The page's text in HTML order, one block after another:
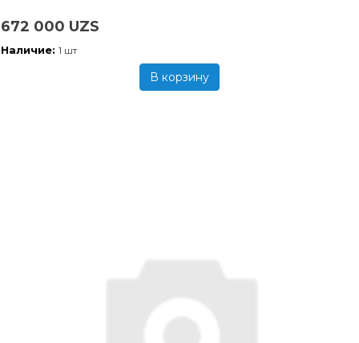
672 000 UZS
Наличие: 1 шт
В корзину